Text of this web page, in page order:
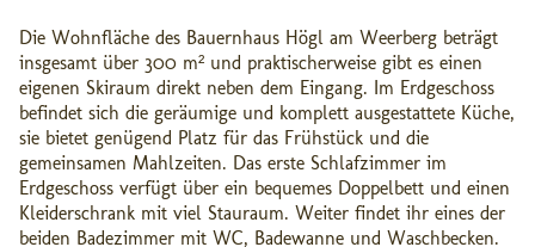
Die Wohnfläche des Bauernhaus Högl am Weerberg beträgt
insgesamt über 300 m² und praktischerweise gibt es einen
eigenen Skiraum direkt neben dem Eingang. Im Erdgeschoss
befindet sich die geräumige und komplett ausgestattete Küche,
sie bietet genügend Platz für das Frühstück und die
gemeinsamen Mahlzeiten. Das erste Schlafzimmer im
Erdgeschoss verfügt über ein bequemes Doppelbett und einen
Kleiderschrank mit viel Stauraum. Weiter findet ihr eines der
beiden Badezimmer mit WC, Badewanne und Waschbecken.